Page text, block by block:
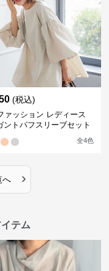
(税込)
ァッション レディース
ントパフスリーブセット
全4色
へ ›
テム